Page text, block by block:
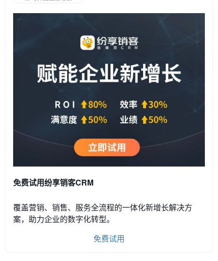
免费试用纷享销客CRM
覆盖营销、销售、服务全流程的一体化新增长解决方
案，助力企业的数字化转型。
免费试用